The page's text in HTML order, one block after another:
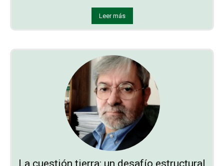
Leer más
La cuestión tierra: un desafío estructural